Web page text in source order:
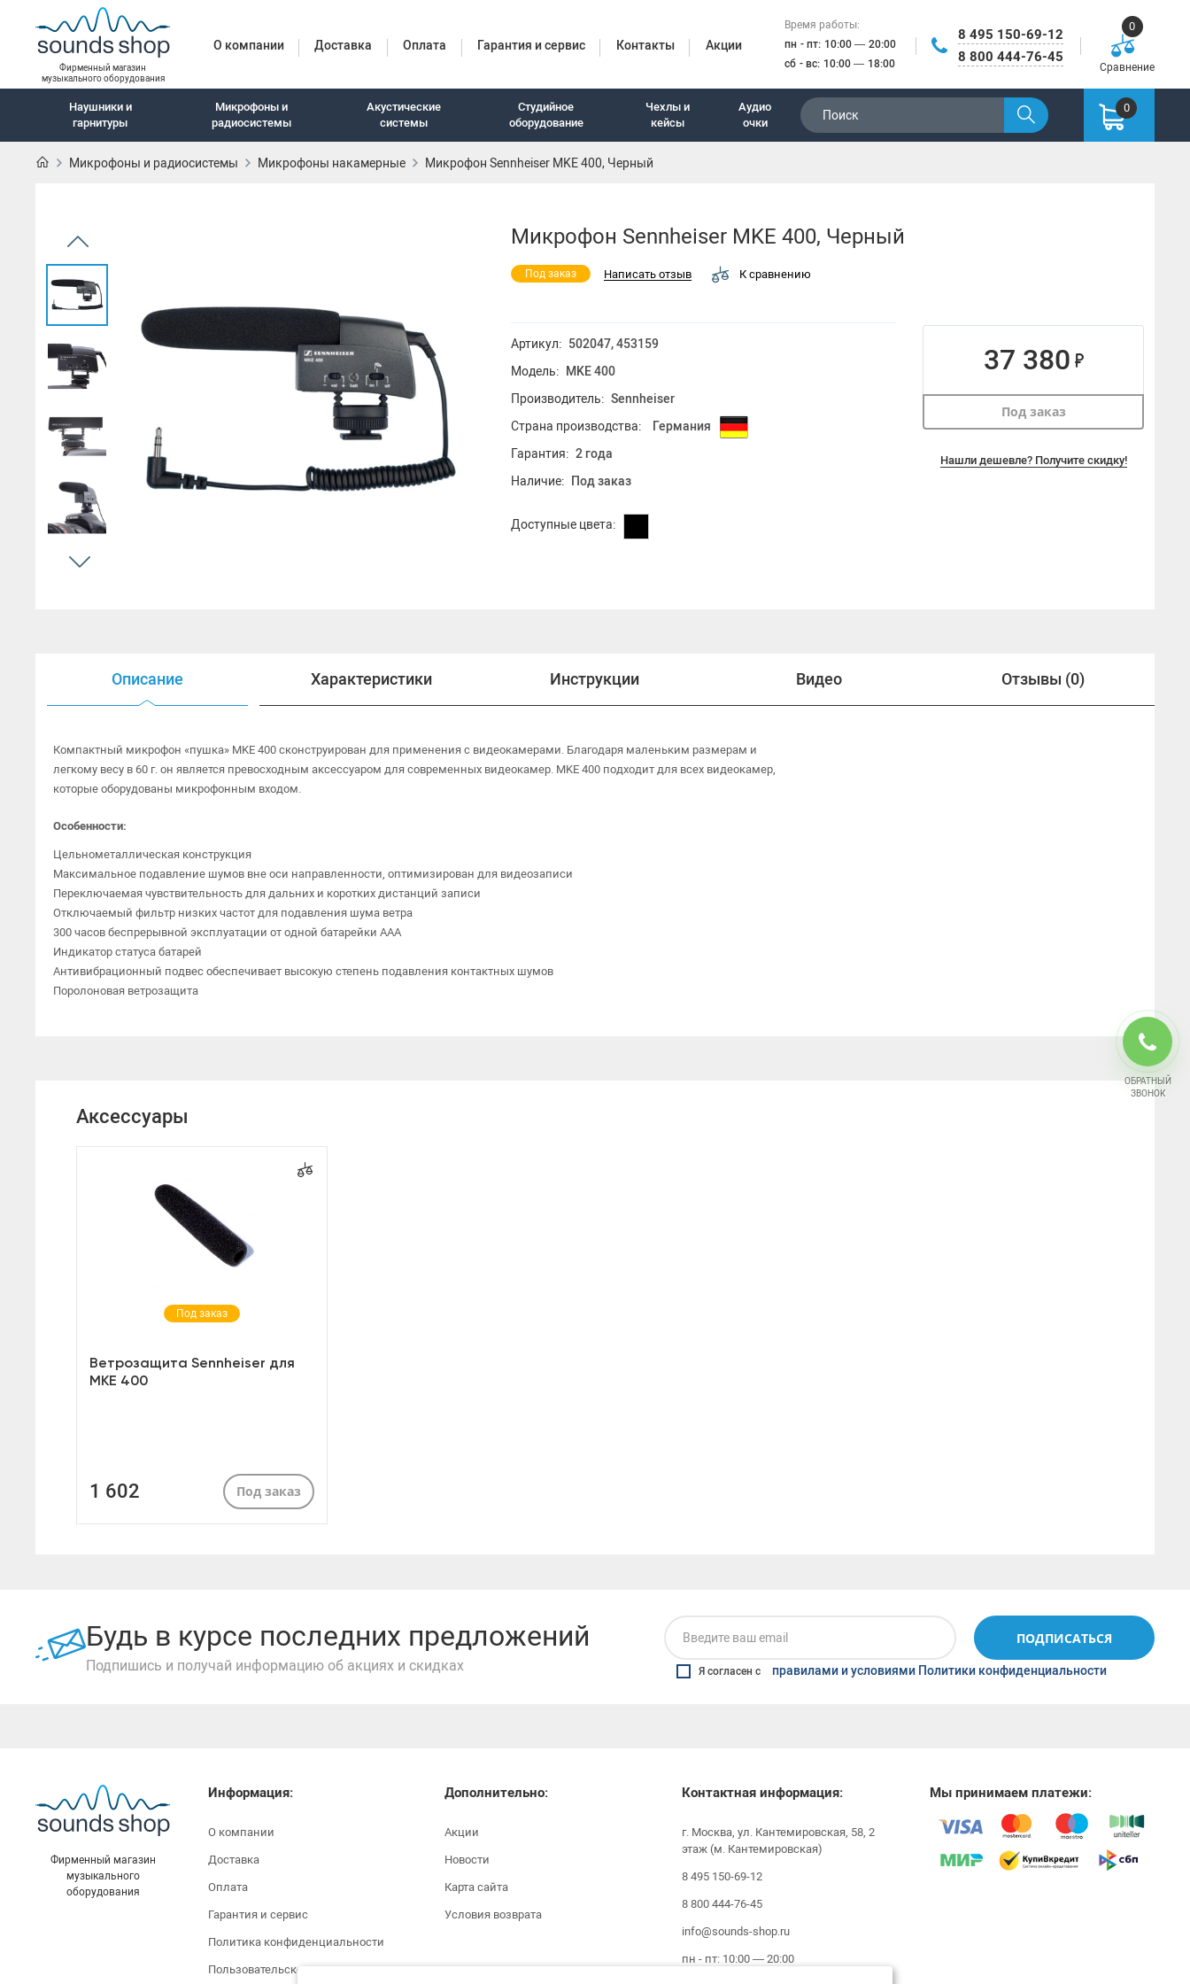
ОБРАТНЫЙ
ЗВОНОК
Фирменный магазин
музыкального оборудования
О компании Доставка Оплата Гарантия и сервис Контакты Акции
Время работы:
пн - пт: 10:00 — 20:00
сб - вс: 10:00 — 18:00
8 495 150-69-12
8 800 444-76-45
0
Сравнение
Наушники и
гарнитуры
Микрофоны и
радиосистемы
Акустические
системы
Студийное
оборудование
Чехлы и
кейсы
Аудио
очки
Беспроводные наушники
Внутриканальные наушники
Наушники для ТВ
0
Микрофоны и радиосистемы Микрофоны накамерные Микрофон Sennheiser MKE 400, Черный
Микрофон Sennheiser MKE 400, Черный
Под заказ Написать отзыв К сравнению
Артикул: 502047, 453159
Модель: MKE 400
Производитель: Sennheiser
Страна производства:
Германия
Гарантия: 2 года
Наличие: Под заказ
Доступные цвета:
37 380
Под заказ
Нашли дешевле? Получите скидку!
Описание Характеристики Инструкции Видео Отзывы (0)
Компактный микрофон «пушка» MKE 400 сконструирован для применения с видеокамерами. Благодаря маленьким размерам и
легкому весу в 60 г. он является превосходным аксессуаром для современных видеокамер. MKE 400 подходит для всех видеокамер,
которые оборудованы микрофонным входом.
Особенности:
Цельнометаллическая конструкция
Максимальное подавление шумов вне оси направленности, оптимизирован для видеозаписи
Переключаемая чувствительность для дальних и коротких дистанций записи
Отключаемый фильтр низких частот для подавления шума ветра
300 часов беспрерывной эксплуатации от одной батарейки AAA
Индикатор статуса батарей
Антивибрационный подвес обеспечивает высокую степень подавления контактных шумов
Поролоновая ветрозащита
Аксессуары
Под заказ
Ветрозащита Sennheiser для
MKE 400
1 602 Под заказ
Будь в курсе последних предложений
Подпишись и получай информацию об акциях и скидках
ПОДПИСАТЬСЯ
Я согласен с правилами и условиями Политики конфиденциальности
Фирменный магазин
музыкального
оборудования
Информация:
О компании
Доставка
Оплата
Гарантия и сервис
Политика конфиденциальности
Пользовательское соглашение
Дополнительно:
Акции
Новости
Карта сайта
Условия возврата
Контактная информация:
г. Москва, ул. Кантемировская, 58, 2
этаж (м. Кантемировская)
8 495 150-69-12
8 800 444-76-45
info@sounds-shop.ru
пн - пт: 10:00 — 20:00
Мы принимаем платежи: